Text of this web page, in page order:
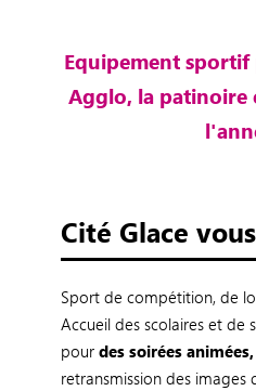
Equipement sportif
Agglo, la patinoire
Cité Glace
Sport de compétition, de
Accueil des scolaires et de
pour des soirées
retransmission des images